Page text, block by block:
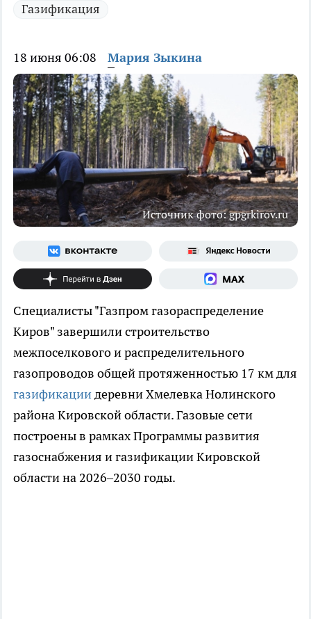
Газификация
18 июня 06:08 Мария Зыкина
Источник фото: gpgrkirov.ru
Специалисты "Газпром газораспределение
Киров" завершили строительство
межпоселкового и распределительного
газопроводов общей протяженностью 17 км для
газификациидеревни Хмелевка Нолинского
района Кировской области. Газовые сети
построены в рамках Программы развития
газоснабжения и газификации Кировской
области на 2026–2030 годы.